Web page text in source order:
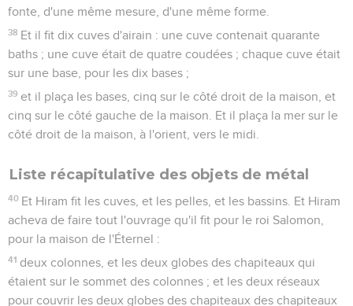
fonte, d'une même mesure, d'une même forme.
38 Et il fit dix cuves d'airain : une cuve contenait quarante
baths ; une cuve était de quatre coudées ; chaque cuve était
sur une base, pour les dix bases ;
39 et il plaça les bases, cinq sur le côté droit de la maison, et
cinq sur le côté gauche de la maison. Et il plaça la mer sur le
côté droit de la maison, à l'orient, vers le midi.
Liste récapitulative des objets de métal
40 Et Hiram fit les cuves, et les pelles, et les bassins. Et Hiram
acheva de faire tout l'ouvrage qu'il fit pour le roi Salomon,
pour la maison de l'Éternel :
41 deux colonnes, et les deux globes des chapiteaux qui
étaient sur le sommet des colonnes ; et les deux réseaux
pour couvrir les deux globes des chapiteaux des chapiteaux